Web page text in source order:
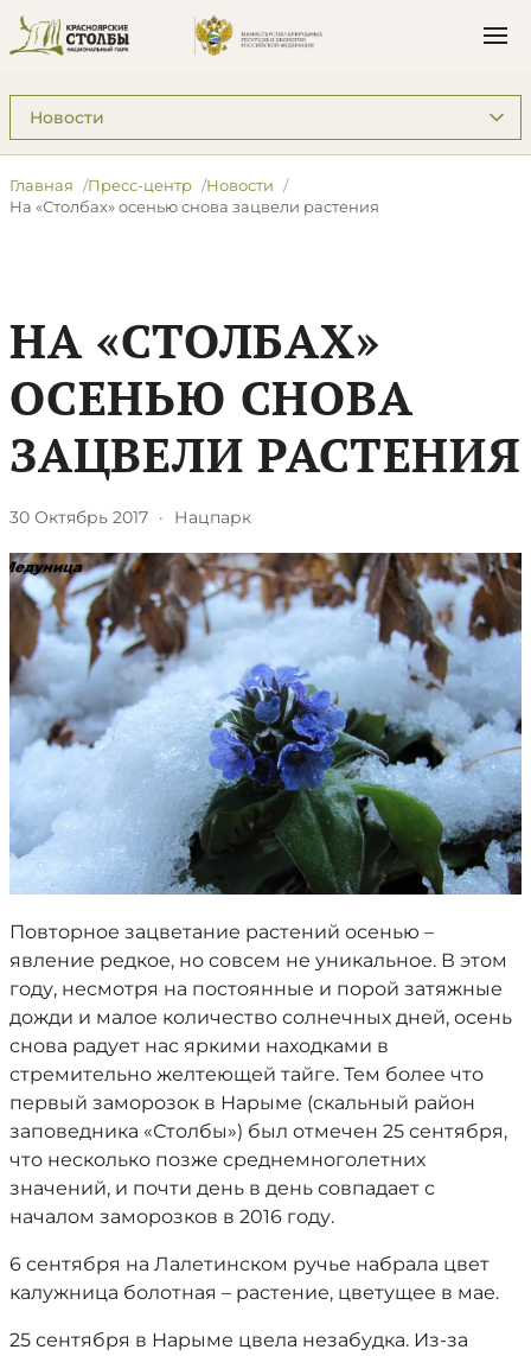
Подразделы: Пресс-центр
Главная Пресс-центр
Новости
​На «Столбах» осенью снова зацвели растения
​НА «СТОЛБАХ»
ОСЕНЬЮ СНОВА
ЗАЦВЕЛИ РАСТЕНИЯ
30 Октябрь 2017 · Нацпарк
Повторное зацветание растений осенью –
явление редкое, но совсем не уникальное. В этом
году, несмотря на постоянные и порой затяжные
дожди и малое количество солнечных дней, осень
снова радует нас яркими находками в
стремительно желтеющей тайге. Тем более что
первый заморозок в Нарыме (скальный район
заповедника «Столбы») был отмечен 25 сентября,
что несколько позже среднемноголетних
значений, и почти день в день совпадает с
началом заморозков в 2016 году.
6 сентября на Лалетинском ручье набрала цвет
калужница болотная – растение, цветущее в мае.
25 сентября в Нарыме цвела незабудка. Из-за